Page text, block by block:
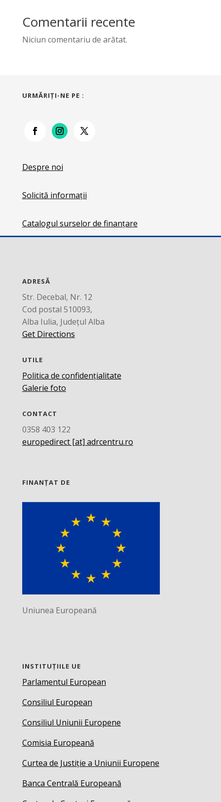
Comentarii recente
Niciun comentariu de arătat.
URMĂRIŢI-NE PE :
Despre noi
Solicită informații
Catalogul surselor de finanțare
ADRESĂ
Str. Decebal, Nr. 12
Cod postal 510093,
Alba Iulia, Județul Alba
Get Directions
UTILE
Politica de confidențialitate
Galerie foto
CONTACT
0358 403 122
europedirect [at] adrcentru.ro
FINANȚAT DE
Uniunea Europeană
INSTITUȚIILE UE
Parlamentul European
Consiliul European
Consiliul Uniunii Europene
Comisia Europeană
Curtea de Justiție a Uniunii Europene
Banca Centrală Europeană